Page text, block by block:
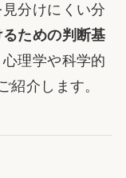
分けにくい分
るための判断基
理学や科学的
紹介します。